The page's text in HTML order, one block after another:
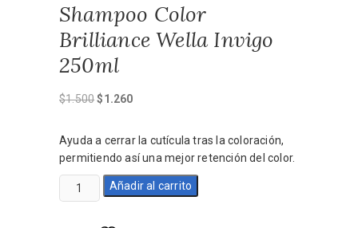
Shampoo Color
Brilliance Wella Invigo
250ml
$1.500El
era:
$1.260El
actual
es:
Ayuda a cerrar la cutícula tras la coloración,
permitiendo así una mejor retención del color.
Shampoo
Color
Añadir al carrito